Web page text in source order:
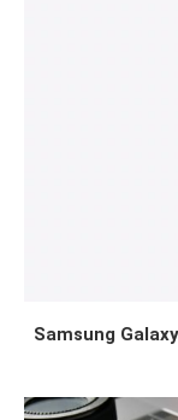
Samsung